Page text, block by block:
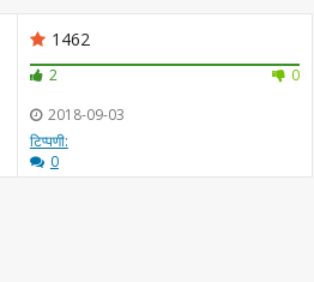
1462
2
0
2018-09-03
टिप्पणी:
0